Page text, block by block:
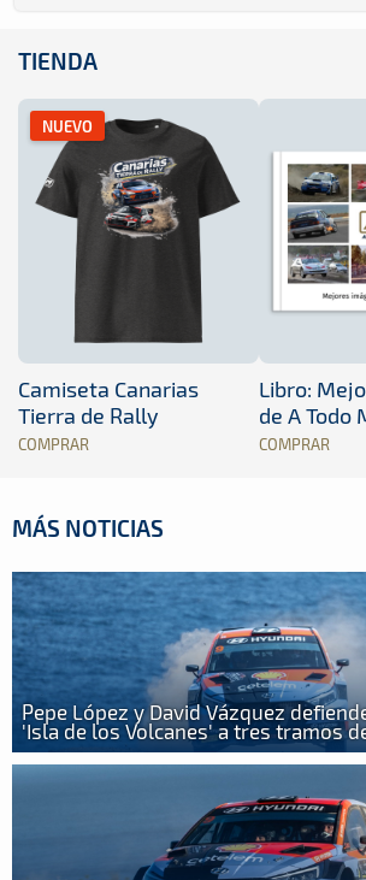
TIENDA
NUEVO
Camiseta Canarias
Tierra de Rally
COMPRAR
Libro:
de A Todo
COMPRAR
MÁS NOTICIAS
Pepe López y David Vázquez
'Isla de los Volcanes' a tres tramos